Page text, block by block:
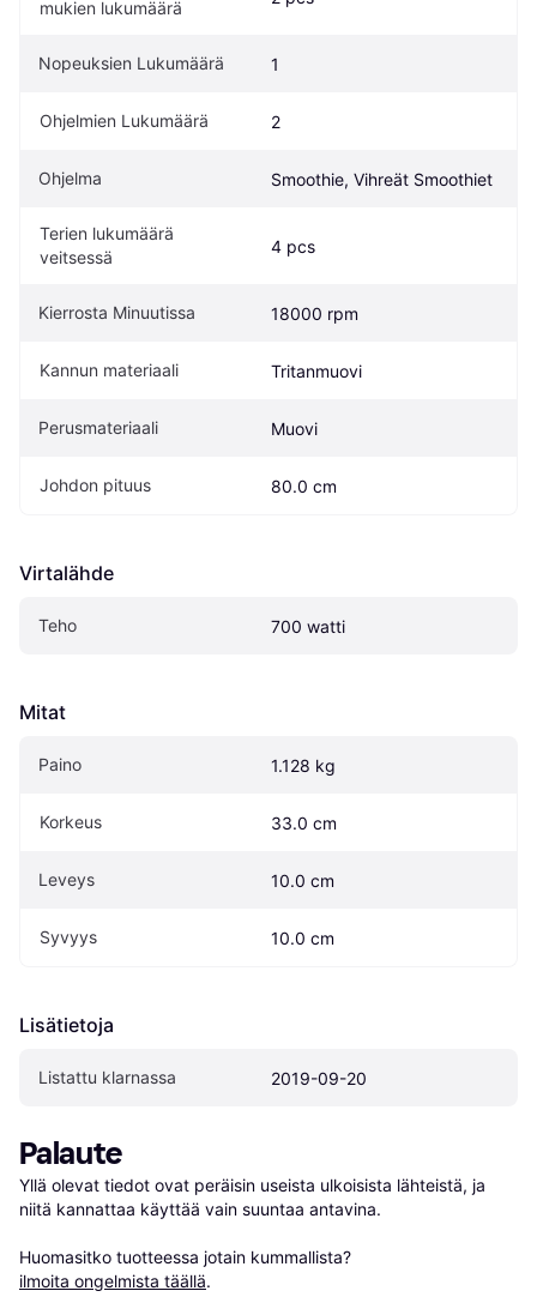
mukien lukumäärä
Nopeuksien Lukumäärä 1
Ohjelmien Lukumäärä 2
Ohjelma Smoothie, Vihreät Smoothiet
Terien lukumäärä
veitsessä
4 pcs
Kierrosta Minuutissa 18000 rpm
Kannun materiaali Tritanmuovi
Perusmateriaali Muovi
Johdon pituus 80.0 cm
Virtalähde
Teho 700 watti
Mitat
Paino 1.128 kg
Korkeus 33.0 cm
Leveys 10.0 cm
Syvyys 10.0 cm
Lisätietoja
Listattu klarnassa 2019-09-20
Palaute
Yllä olevat tiedot ovat peräisin useista ulkoisista lähteistä, ja
niitä kannattaa käyttää vain suuntaa antavina.
Huomasitko tuotteessa jotain kummallista?
ilmoita ongelmista täällä.